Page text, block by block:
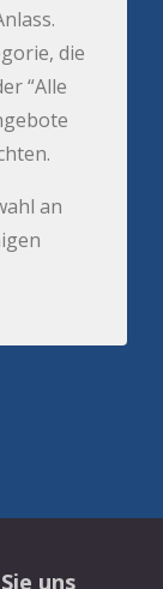
die
“Alle
an
uns